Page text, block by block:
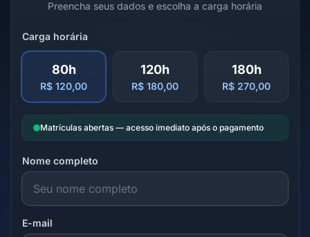
Preencha seus dados e escolha a carga horária
Carga horária
80h
R$ 120,00
120h
R$ 180,00
180h
R$ 270,00
Matrículas abertas — acesso imediato após o pagamento
Nome completo
E-mail